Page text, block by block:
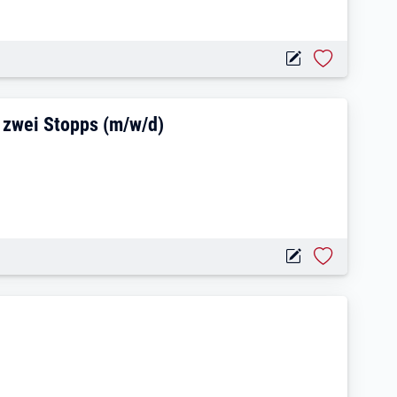
feste Tour, täglich zwei Stopps (m/w/
Stopps (m/w/d)